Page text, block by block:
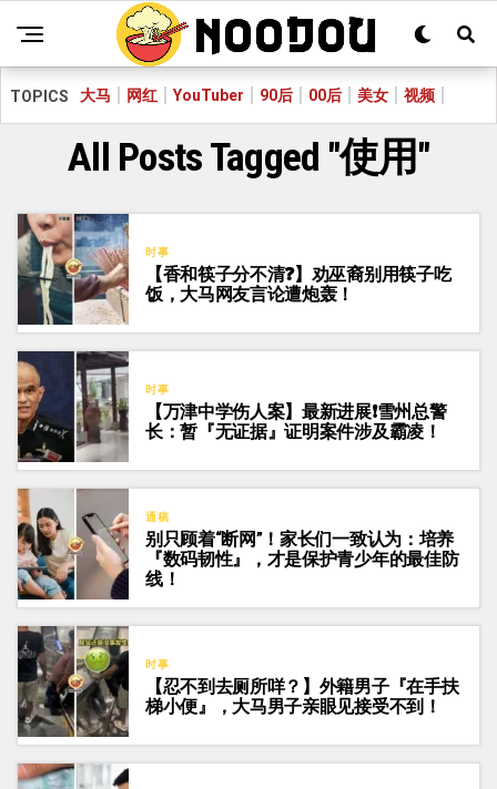
TOPICS 大马 网红 YouTuber 90后 00后 美女 视频
All Posts Tagged "使用"
时事
【香和筷子分不清❓】劝巫裔别用筷子吃
饭，大马网友言论遭炮轰！
时事
【万津中学伤人案】最新进展❗雪州总警
长：暂『无证据』证明案件涉及霸凌！
通稿
别只顾着“断网”！家长们一致认为：培养
『数码韧性』，才是保护青少年的最佳防
线！
时事
【忍不到去厕所咩？】外籍男子『在手扶
梯小便』，大马男子亲眼见接受不到！